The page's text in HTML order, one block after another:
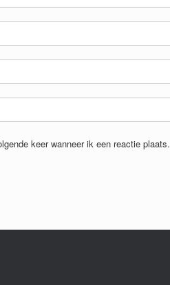
keer wanneer ik een reactie plaats.